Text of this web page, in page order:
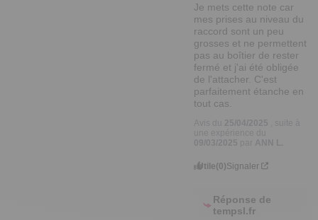
Je mets cette note car
mes prises au niveau du
raccord sont un peu
grosses et ne permettent
pas au boîtier de rester
fermé et j'ai été obligée
de l'attacher. C'est
parfaitement étanche en
tout cas.
Utile(0)Signaler
Réponse de
tempsl.fr